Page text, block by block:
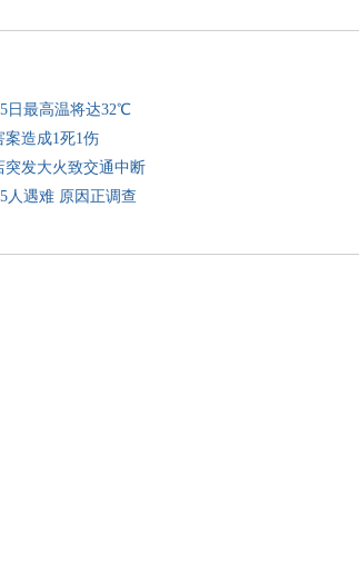
日最高温将达32℃
造成1死1伤
发大火致交通中断
人遇难 原因正调查